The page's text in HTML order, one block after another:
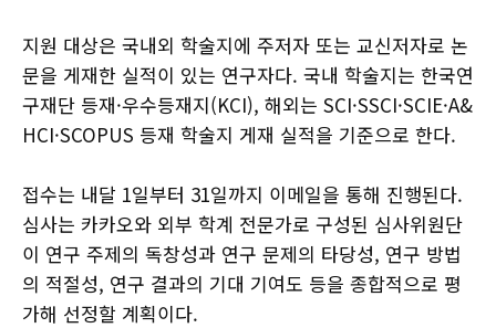
지원 대상은 국내외 학술지에 주저자 또는 교신저자로 논
문을 게재한 실적이 있는 연구자다. 국내 학술지는 한국연
구재단 등재·우수등재지(KCI), 해외는 SCI·SSCI·SCIE·A&
HCI·SCOPUS 등재 학술지 게재 실적을 기준으로 한다.
접수는 내달 1일부터 31일까지 이메일을 통해 진행된다.
심사는 카카오와 외부 학계 전문가로 구성된 심사위원단
이 연구 주제의 독창성과 연구 문제의 타당성, 연구 방법
의 적절성, 연구 결과의 기대 기여도 등을 종합적으로 평
가해 선정할 계획이다.